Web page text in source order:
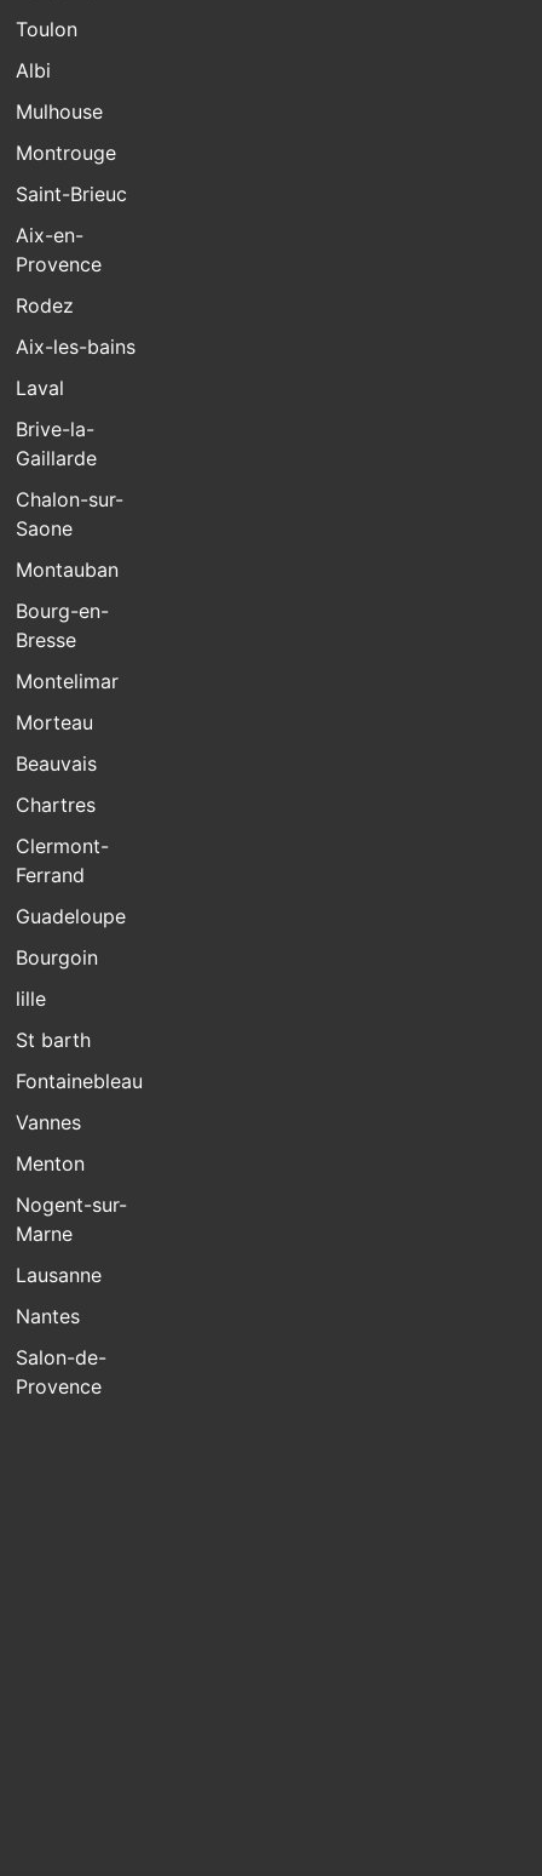
Toulon
Albi
Mulhouse
Montrouge
Saint-Brieuc
Aix-en-
Provence
Rodez
Aix-les-bains
Laval
Brive-la-
Gaillarde
Chalon-sur-
Saone
Montauban
Bourg-en-
Bresse
Montelimar
Morteau
Beauvais
Chartres
Clermont-
Ferrand
Guadeloupe
Bourgoin
lille
St barth
Fontainebleau
Vannes
Menton
Nogent-sur-
Marne
Lausanne
Nantes
Salon-de-
Provence